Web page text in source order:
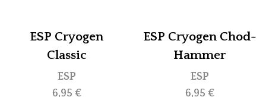
ESP Cryogen
Classic
ESP
6,95 €
ESP Cryogen Chod-
Hammer
ESP
6,95 €